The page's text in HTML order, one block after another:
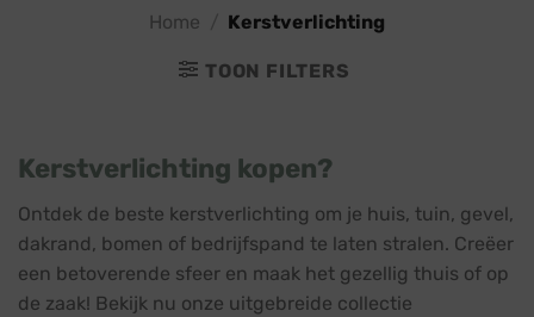
Home Kerstverlichting
TOON FILTERS
Kerstverlichting kopen?
Ontdek de beste kerstverlichting om je huis, tuin, gevel,
dakrand, bomen of bedrijfspand te laten stralen. Creëer
een betoverende sfeer en maak het gezellig thuis of op
de zaak! Bekijk nu onze uitgebreide collectie